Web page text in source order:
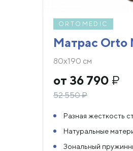
ORTOMEDIC
Матрас Orto
80х190 см
от 36 790 ₽
52 550₽
Разная жесткость
Натуральные
Зональный